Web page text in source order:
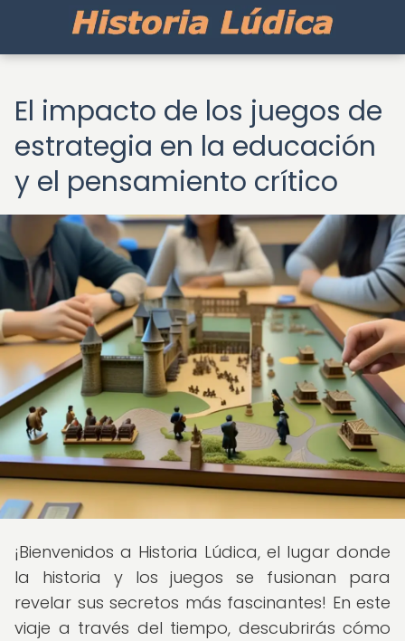
El impacto de los juegos de
estrategia en la educación
y el pensamiento crítico
¡Bienvenidos a Historia Lúdica, el lugar donde
la historia y los juegos se fusionan para
revelar sus secretos más fascinantes! En este
viaje a través del tiempo, descubrirás cómo